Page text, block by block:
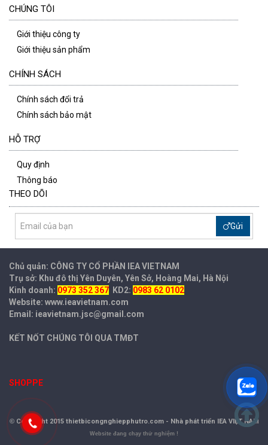
CHÚNG TÔI
Giới thiệu công ty
Giới thiệu sản phẩm
CHÍNH SÁCH
Chính sách đổi trả
Chính sách bảo mật
HỖ TRỢ
Quy định
Thông báo
THEO DÕI
Gửi
Chủ quản: CÔNG TY CỔ PHẦN IEAVIETNAM
Trụ sở: Khu đô thị Yên Duyên, Yên Sở, Hoàng Mai, Hà Nội
Kinh doanh: 0973 352 367 KD2: 0983 62 0102
Website: www.ieavietnam.com
Email: ieavietnam.jsc@gmail.com
KẾT NỐT CHÚNG TÔI QUA TMĐT
SHOPPE
© Copyright 2015 thietbicongnghiepphutro.com - Nhà phát triển IEA VIỆT NAM
Website đang chạy thử nghiệm !